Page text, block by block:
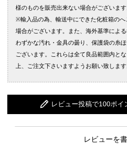
レビュー投稿で100ポイ
レビューを書